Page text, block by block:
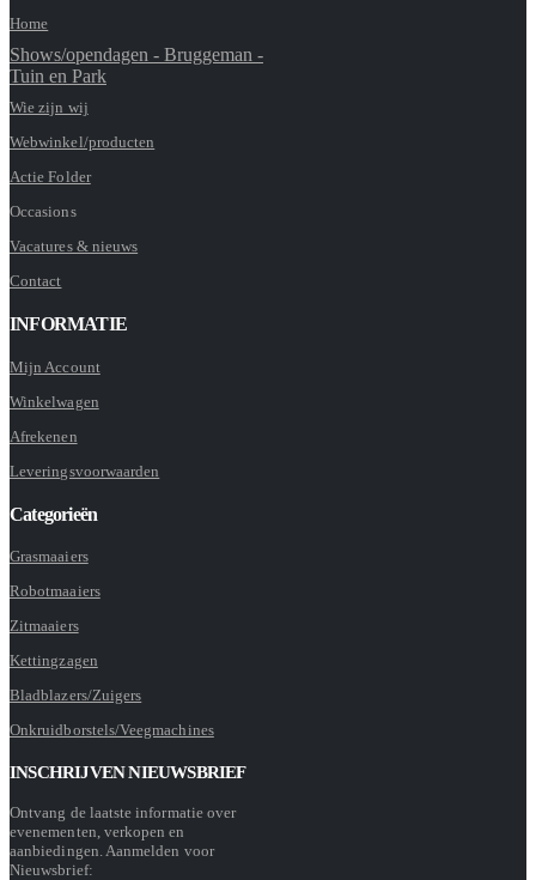
Home
Shows/opendagen - Bruggeman -
Tuin en Park
Wie zijn wij
Webwinkel/producten
Actie Folder
Occasions
Vacatures & nieuws
Contact
INFORMATIE
Mijn Account
Winkelwagen
Afrekenen
Leveringsvoorwaarden
Categorieën
Grasmaaiers
Robotmaaiers
Zitmaaiers
Kettingzagen
Bladblazers/Zuigers
Onkruidborstels/Veegmachines
INSCHRIJVEN NIEUWSBRIEF
Ontvang de laatste informatie over
evenementen, verkopen en
aanbiedingen. Aanmelden voor
Nieuwsbrief: